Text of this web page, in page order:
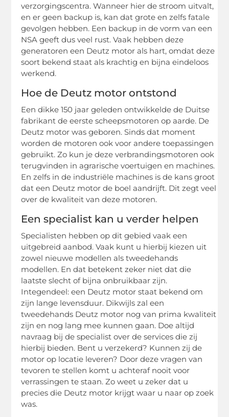
verzorgingscentra. Wanneer hier de stroom uitvalt,
en er geen backup is, kan dat grote en zelfs fatale
gevolgen hebben. Een backup in de vorm van een
NSA geeft dus veel rust. Vaak hebben deze
generatoren een Deutz motor als hart, omdat deze
soort bekend staat als krachtig en bijna eindeloos
werkend.
Hoe de Deutz motor ontstond
Een dikke 150 jaar geleden ontwikkelde de Duitse
fabrikant de eerste scheepsmotoren op aarde. De
Deutz motor was geboren. Sinds dat moment
worden de motoren ook voor andere toepassingen
gebruikt. Zo kun je deze verbrandingsmotoren ook
terugvinden in agrarische voertuigen en machines.
En zelfs in de industriële machines is de kans groot
dat een Deutz motor de boel aandrijft. Dit zegt veel
over de kwaliteit van deze motoren.
Een specialist kan u verder helpen
Specialisten hebben op dit gebied vaak een
uitgebreid aanbod. Vaak kunt u hierbij kiezen uit
zowel nieuwe modellen als tweedehands
modellen. En dat betekent zeker niet dat die
laatste slecht of bijna onbruikbaar zijn.
Integendeel: een Deutz motor staat bekend om
zijn lange levensduur. Dikwijls zal een
tweedehands Deutz motor nog van prima kwaliteit
zijn en nog lang mee kunnen gaan. Doe altijd
navraag bij de specialist over de services die zij
hierbij bieden. Bent u verzekerd? Kunnen zij de
motor op locatie leveren? Door deze vragen van
tevoren te stellen komt u achteraf nooit voor
verrassingen te staan. Zo weet u zeker dat u
precies die Deutz motor krijgt waar u naar op zoek
was.